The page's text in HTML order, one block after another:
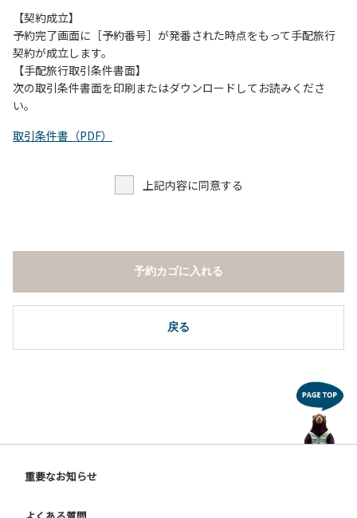
（１）川原にテントやタープを張らない。
（２）雨が降ったときは川原で遊ばない。
（３）カムイコタン公園キャンプ場で雨が降らなくても、上
流で雨が降り急に増水することがあるので、水の濁りに注意
し、濁り始めたときには直ちに川原での遊びを中止する。
（４）キャンプ場の管理者や地元住民から川についての注意
【契約成立】
予約完了画面に［予約番号］が発番された時点をもって手配旅行
契約が成立します。
【手配旅行取引条件書面】
次の取引条件書面を印刷またはダウンロードしてお読みくださ
い。
取引条件書（PDF）
上記内容に同意する
戻る
予約カゴに入れる
重要なお知らせ